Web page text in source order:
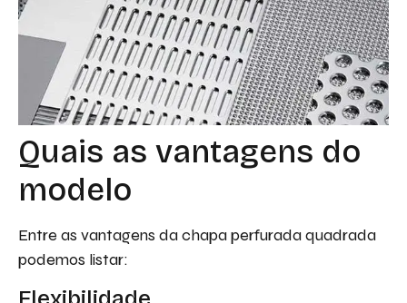
Quais as vantagens do
modelo
Entre as vantagens da chapa perfurada quadrada
podemos listar: